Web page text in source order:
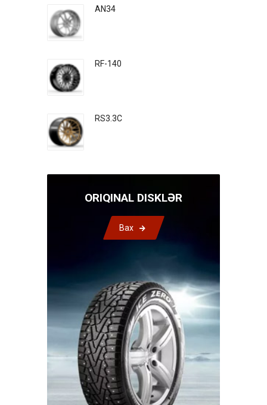
AN34
RF-140
RS3.3C
ORIQINAL DISKLƏR
Bax